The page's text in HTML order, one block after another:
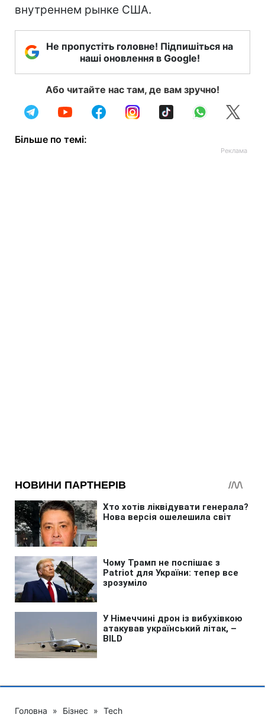
внутреннем рынке США.
Не пропустіть головне! Підпишіться на
наші оновлення в Google!
Або читайте нас там, де вам зручно!
Більше по темі:
Головна » Бізнес » Tech